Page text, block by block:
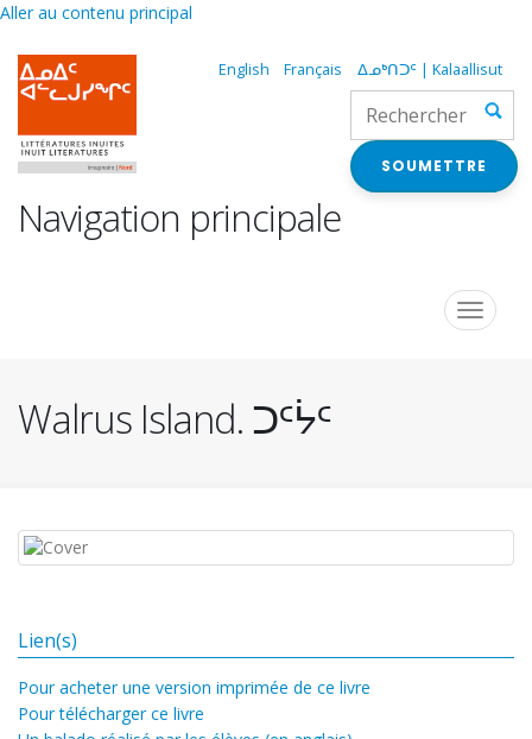
Aller au contenu principal
English Français ᐃᓄᒃᑎᑐᑦ | Kalaallisut
SOUMETTRE
Navigation principale
Toggle
Walrus Island. ᑐᑦᔮᑦ
Lien(s)
Pour acheter une version imprimée de ce livre
Pour télécharger ce livre